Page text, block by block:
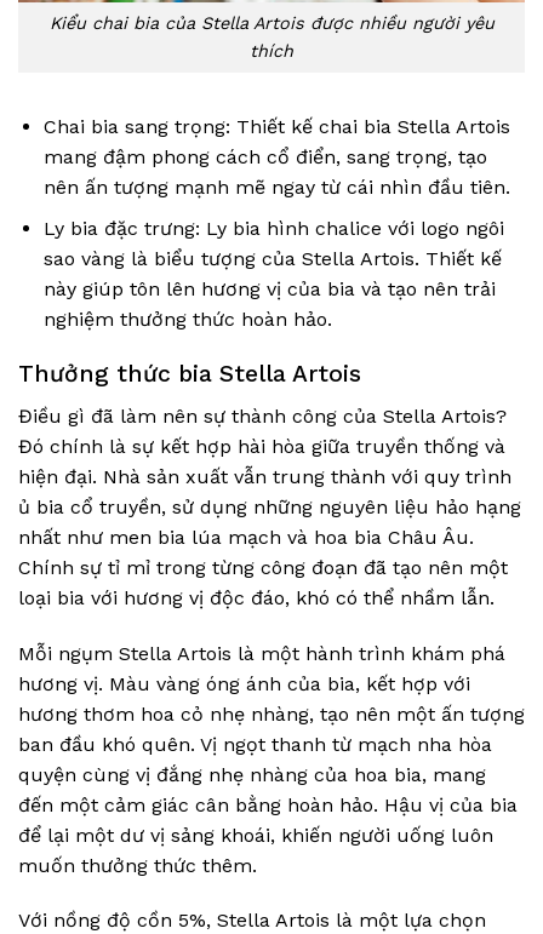
Kiểu chai bia của Stella Artois được nhiều người yêu
thích
Chai bia sang trọng: Thiết kế chai bia Stella Artois
mang đậm phong cách cổ điển, sang trọng, tạo
nên ấn tượng mạnh mẽ ngay từ cái nhìn đầu tiên.
Ly bia đặc trưng: Ly bia hình chalice với logo ngôi
sao vàng là biểu tượng của Stella Artois. Thiết kế
này giúp tôn lên hương vị của bia và tạo nên trải
nghiệm thưởng thức hoàn hảo.
Thưởng thức bia Stella Artois
Điều gì đã làm nên sự thành công của Stella Artois?
Đó chính là sự kết hợp hài hòa giữa truyền thống và
hiện đại. Nhà sản xuất vẫn trung thành với quy trình
ủ bia cổ truyền, sử dụng những nguyên liệu hảo hạng
nhất như men bia lúa mạch và hoa bia Châu Âu.
Chính sự tỉ mỉ trong từng công đoạn đã tạo nên một
loại bia với hương vị độc đáo, khó có thể nhầm lẫn.
Mỗi ngụm Stella Artois là một hành trình khám phá
hương vị. Màu vàng óng ánh của bia, kết hợp với
hương thơm hoa cỏ nhẹ nhàng, tạo nên một ấn tượng
ban đầu khó quên. Vị ngọt thanh từ mạch nha hòa
quyện cùng vị đắng nhẹ nhàng của hoa bia, mang
đến một cảm giác cân bằng hoàn hảo. Hậu vị của bia
để lại một dư vị sảng khoái, khiến người uống luôn
muốn thưởng thức thêm.
Với nồng độ cồn 5%, Stella Artois là một lựa chọn